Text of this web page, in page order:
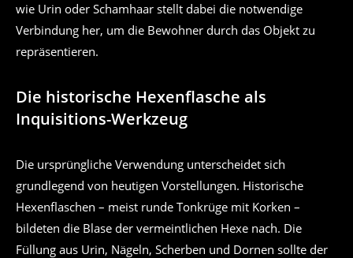
wie Urin oder Schamhaar stellt dabei die notwendige
Verbindung her, um die Bewohner durch das Objekt zu
repräsentieren.
Die historische Hexenflasche als
Inquisitions-Werkzeug
Die ursprüngliche Verwendung unterscheidet sich
grundlegend von heutigen Vorstellungen. Historische
Hexenflaschen – meist runde Tonkrüge mit Korken –
bildeten die Blase der vermeintlichen Hexe nach. Die
Füllung aus Urin, Nägeln, Scherben und Dornen sollte der